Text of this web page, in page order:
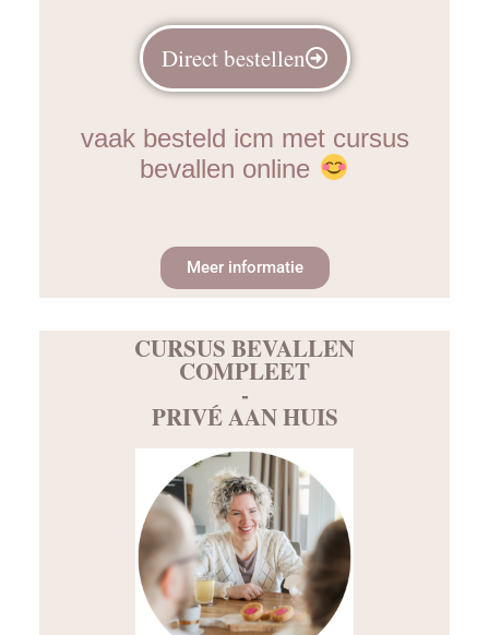
Direct bestellen
vaak besteld icm met cursus
bevallen online
Meer informatie
CURSUS BEVALLEN
COMPLEET
-
PRIVÉ AAN HUIS